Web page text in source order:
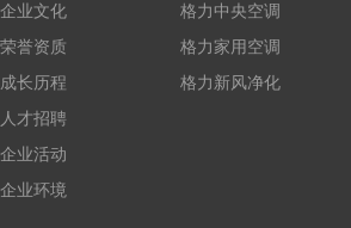
企业文化
荣誉资质
成长历程
人才招聘
企业活动
企业环境
格力中央空调
格力家用空调
格力新风净化